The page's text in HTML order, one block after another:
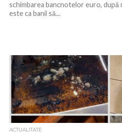
schimbarea bancnotelor euro, după
este ca banii să...
ACTUALITATE